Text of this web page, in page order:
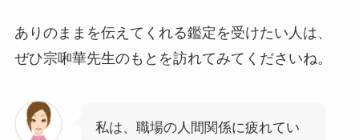
ありのままを伝えてくれる鑑定を受けたい人は、
ぜひ宗啝華先生のもとを訪れてみてくださいね。
私は、職場の人間関係に疲れてい